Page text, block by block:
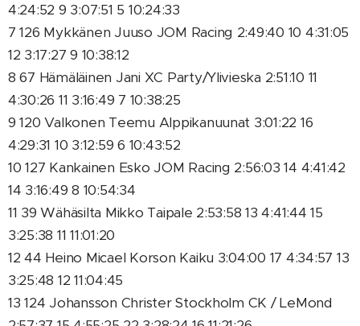
4:24:52 9 3:07:51 5 10:24:33
7 126 Mykkänen Juuso JOM Racing 2:49:40 10 4:31:05
12 3:17:27 9 10:38:12
8 67 Hämäläinen Jani XC Party/Ylivieska 2:51:10 11
4:30:26 11 3:16:49 7 10:38:25
9 120 Valkonen Teemu Alppikanuunat 3:01:22 16
4:29:31 10 3:12:59 6 10:43:52
10 127 Kankainen Esko JOM Racing 2:56:03 14 4:41:42
14 3:16:49 8 10:54:34
11 39 Wähäsilta Mikko Taipale 2:53:58 13 4:41:44 15
3:25:38 11 11:01:20
12 44 Heino Micael Korson Kaiku 3:04:00 17 4:34:57 13
3:25:48 12 11:04:45
13 124 Johansson Christer Stockholm CK / LeMond